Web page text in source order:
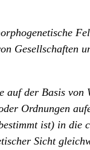
Gesellschaften
der Basis von
Ordnungen
ist) in die
Sicht